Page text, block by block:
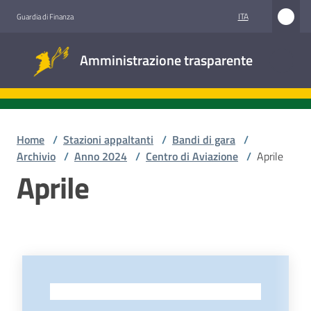
Guardia di Finanza ITA
Amministrazione trasparente
trasparente
Accesso
civico
appaltanti
Home / Stazioni appaltanti / Bandi di gara /
Archivio / Anno 2024 / Centro di Aviazione / Aprile
Aprile
-